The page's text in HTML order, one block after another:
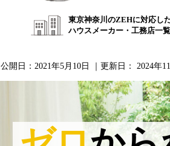
東京神奈川のZEHに対応し
ハウスメーカー・工務店一覧
公開日： 2021年5月10日 ｜更新日： 2024年